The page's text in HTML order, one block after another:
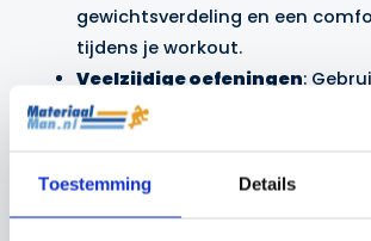
Toestemming Details
gewichtsverdeling en een
tijdens je workout.
Veelzijdige oefeningen:
rope voor verschillende
normale laterale sprongen,
sprongen, criss-cross,